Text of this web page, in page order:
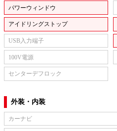
パワーウィンドウ
アイドリングストップ
USB入力端子
100V電源
センターデフロック
外装・内装
カーナビ